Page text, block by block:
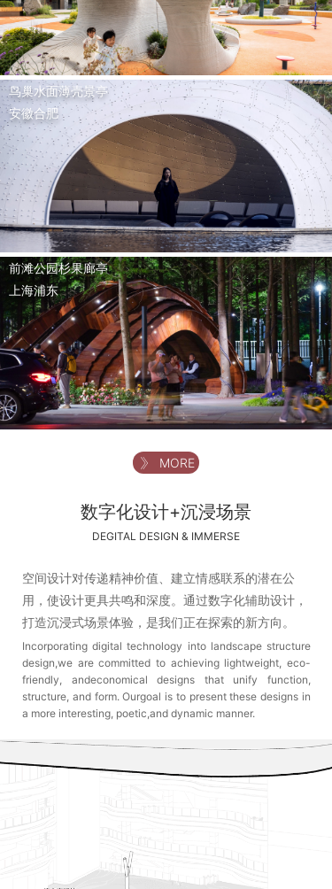
鸟巢水面薄壳景亭
安徽合肥
前滩公园杉果廊亭
上海浦东
MORE
数字化设计+沉浸场景
DEGITAL DESIGN & IMMERSE
Incorporating digital technology into landscape structure
design,we are committed to achieving lightweight, eco-
friendly, andeconomical designs that unify function,
structure, and form. Ourgoal is to present these designs in
a more interesting, poetic,and dynamic manner.
空间设计对传递精神价值、建立情感联系的潜在公
用，使设计更具共鸣和深度。通过数字化辅助设计，
打造沉浸式场景体验，是我们正在探索的新方向。